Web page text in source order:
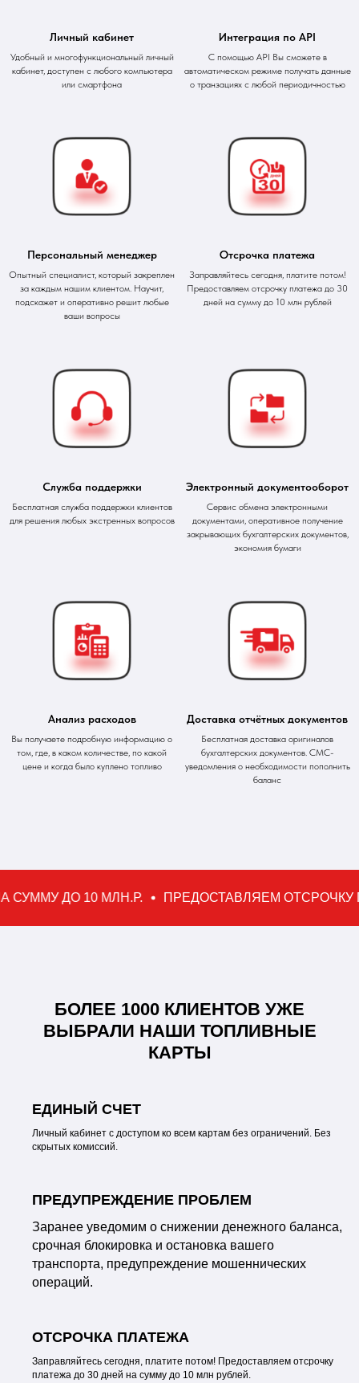
Личный кабинет
Удобный и многофункциональный личный
кабинет, доступен с любого компьютера
или смартфона
Интеграция по API
С помощью API Вы сможете в
автоматическом режиме получать данные
о транзациях с любой периодичностью
Персональный менеджер
Опытный специалист, который закреплен
за каждым нашим клиентом. Научит,
подскажет и оперативно решит любые
ваши вопросы
Отсрочка платежа
Заправляйтесь сегодня, платите потом!
Предоставляем отсрочку платежа до 30
дней на сумму до 10 млн рублей
Служба поддержки
Бесплатная служба поддержки клиентов
для решения любых экстренных вопросов
Электронный документооборот
Сервис обмена электронными
документами, оперативное получение
закрывающих бухгалтерских документов,
экономия бумаги
Анализ расходов
Вы получаете подробную информацию о
том, где, в каком количестве, по какой
цене и когда было куплено топливо
Доставка отчётных документов
Бесплатная доставка оригиналов
бухгалтерских документов. СМС-
уведомления о необходимости пополнить
баланс
ДО 10 МЛН.Р. ПРЕДОСТАВЛЯЕМ ОТСРОЧКУ
БОЛЕЕ 1000 КЛИЕНТОВ УЖЕ
ВЫБРАЛИ НАШИ ТОПЛИВНЫЕ
КАРТЫ
ЕДИНЫЙ СЧЕТ
Личный кабинет с доступом ко всем картам без ограничений. Без
скрытых комиссий.
ПРЕДУПРЕЖДЕНИЕ ПРОБЛЕМ
Заранее уведомим о снижении денежного баланса,
срочная блокировка и остановка вашего
транспорта, предупреждение мошеннических
операций.
ОТСРОЧКА ПЛАТЕЖА
Заправляйтесь сегодня, платите потом! Предоставляем отсрочку
платежа до 30 дней на сумму до 10 млн рублей.